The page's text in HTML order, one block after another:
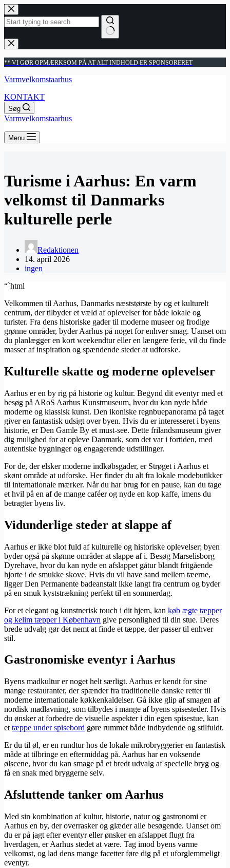
Fortsæt
til
indhold
Ingen
resultater
** VI GØR OPMÆRKSOM PÅ AT ALT INDHOLD ER SPONSORERET
Varmvelkomstaarhus
KONTAKT
Søg
Varmvelkomstaarhus
Menu
Turisme i Aarhus: En varm
velkomst til Danmarks
kulturelle perle
Redaktionen
14. april 2026
ingen
“`html
Velkommen til Aarhus, Danmarks næststørste by og et kulturelt
centrum, der tilbyder et væld af oplevelser for både lokale og
turister. Fra dens historiske gader til moderne museer og frodige
grønne områder, byder Aarhus på noget for enhver smag. Uanset om
du planlægger en kort weekendtur eller en længere ferie, vil du finde
masser af inspiration og spændende steder at udforske.
Kulturelle skatte og moderne oplevelser
Aarhus er en by rig på historie og kultur. Begynd dit eventyr med et
besøg på ARoS Aarhus Kunstmuseum, hvor du kan nyde både
moderne og klassisk kunst. Den ikoniske regnbuepanorama på taget
giver en fantastisk udsigt over byen. Hvis du er interesseret i byens
historie, er Den Gamle By et must-see. Dette frilandsmuseum giver
dig mulighed for at opleve Danmark, som det var i fortiden, med
autentiske bygninger og engagerende udstillinger.
For de, der elsker moderne indkøbsgader, er Strøget i Aarhus et
skønt område at udforske. Her finder du alt fra lokale modebutikker
til internationale mærker. Når du har brug for en pause, kan du tage
et hvil på en af de mange caféer og nyde en kop kaffe, imens du
betragter byens liv.
Vidunderlige steder at slappe af
Aarhus er ikke blot fuld af kulturelle og historiske oplevelser; byen
byder også på skønne områder at slappe af i. Besøg Marselisborg
Dyrehave, hvor du kan nyde en afslappet gåtur blandt fritgående
hjorte i de smukke skove. Hvis du vil have sand mellem tæerne,
ligger Den Permanente badeanstalt ikke langt fra centrum og byder
på en smuk kyststrækning perfekt til en sommerdag.
For et elegant og kunstnerisk touch i dit hjem, kan køb ægte tæpper
og kelim tæpper i København give personlighed til din stue. Deres
brede udvalg gør det nemt at finde et tæppe, der passer til enhver
stil.
Gastronomiske eventyr i Aarhus
Byens madkultur er noget helt særligt. Aarhus er kendt for sine
mange restauranter, der spænder fra traditionelle danske retter til
moderne internationale køkkenkaldelser. Gå ikke glip af smagen af
nordisk madlavning, som tilbydes i mange af byens spisesteder. Hvis
du ønsker at forbedre de visuelle aspekter i din egen spisestue, kan
et tæppe under spisebord gøre rummet både indbydende og stilfuldt.
Er du til øl, er en rundtur hos de lokale mikrobryggerier en fantastisk
måde at tilbringe en eftermiddag på. Aarhus har en voksende
ølscene, hvor du kan smage på et bredt udvalg af specielle bryg og
få en snak med bryggerne selv.
Afsluttende tanker om Aarhus
Med sin kombination af kultur, historie, natur og gastronomi er
Aarhus en by, der overrasker og glæder alle besøgende. Uanset om
du er på jagt efter eventyr eller ønsker en afslappet flugt fra
hverdagen, er Aarhus stedet at være. Tag imod byens varme
velkomst, og lad dens mange facetter føre dig på et uforglemmeligt
eventyr.